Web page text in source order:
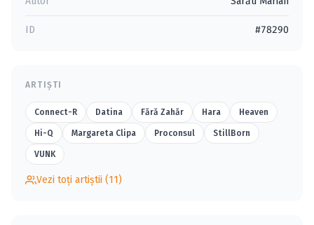
ID #78290
ARTIȘTI
Connect-R Datina Fără Zahăr Hara Heaven
Hi-Q Margareta Clipa Proconsul StillBorn
VUNK
Vezi toți artiștii (11)